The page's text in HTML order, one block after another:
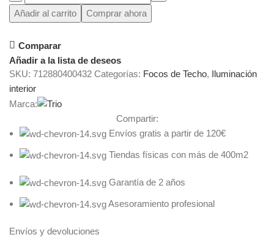
Añadir al carrito Comprar ahora
Comparar
Añadir a la lista de deseos
SKU: 712880400432 Categorías: Focos de Techo, Iluminación
interior
Marca:
Compartir:
Envíos gratis a partir de 120€
Tiendas físicas con más de 400m2
Garantía de 2 años
Asesoramiento profesional
Envíos y devoluciones